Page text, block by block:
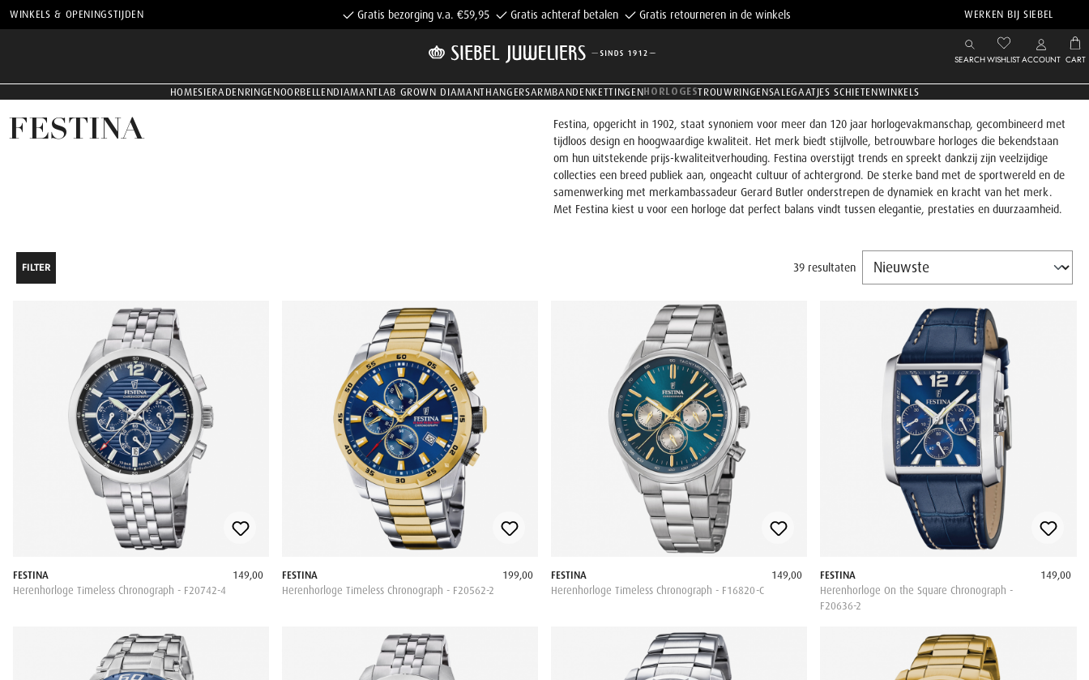
WINKELS & OPENINGSTIJDEN Gratis bezorging v.a. €59,95 Gratis achteraf betalen Gratis retourneren in de winkels WERKEN BIJ SIEBEL
SEARCHWISHLISTACCOUNT CART
HOMESIERADENRINGENOORBELLENDIAMANTLAB GROWN DIAMANTHANGERSARMBANDENKETTINGENHORLOGESTROUWRINGENSALEGAATJES SCHIETENWINKELS
FESTINA
Festina, opgericht in 1902, staat synoniem voor meer dan 120 jaar horlogevakmanschap, gecombineerd met
tijdloos design en hoogwaardige kwaliteit. Het merk biedt stijlvolle, betrouwbare horloges die bekendstaan
om hun uitstekende prijs-kwaliteitverhouding. Festina overstijgt trends en spreekt dankzij zijn veelzijdige
collecties een breed publiek aan, ongeacht cultuur of achtergrond. De sterke band met de sportwereld en de
samenwerking met merkambassadeur Gerard Butler onderstrepen de dynamiek en kracht van het merk.
Met Festina kiest u voor een horloge dat perfect balans vindt tussen elegantie, prestaties en duurzaamheid.
FILTER 39 resultaten
FESTINA
Herenhorloge Timeless Chronograph - F20742-4
149,00
FESTINA
Herenhorloge Timeless Chronograph - F20562-2
199,00
FESTINA
Herenhorloge Timeless Chronograph - F16820-C
149,00
FESTINA
Herenhorloge On the Square Chronograph -
F20636-2
149,00